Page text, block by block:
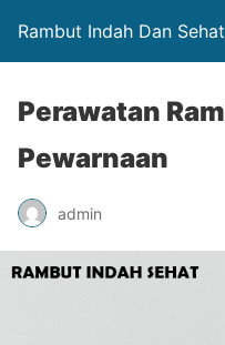
Rambut Indah Dan Sehat
Perawatan
Pewarnaan
admin